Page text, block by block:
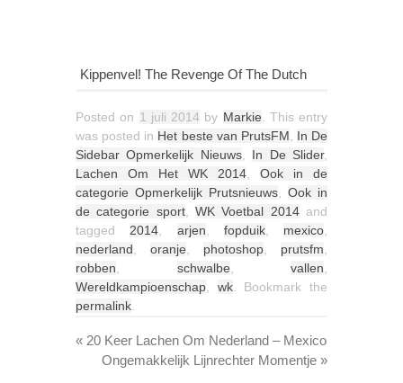
Kippenvel! The Revenge Of The Dutch
Posted on 1 juli 2014 by Markie . This entry
was posted in Het beste van PrutsFM
In De
Sidebar Opmerkelijk Nieuws, In De Slider,
Lachen Om Het WK 2014
Ook in de
categorie Opmerkelijk Prutsnieuws
Ook in
de categorie sport,WK Voetbal 2014and
tagged 2014 arjen fopduik, mexico
nederland
oranje photoshop prutsfm
robben
schwalbe vallen
Wereldkampioenschap
wk. Bookmark the
permalink
« 20 Keer Lachen Om Nederland – Mexico
Ongemakkelijk Lijnrechter Momentje »